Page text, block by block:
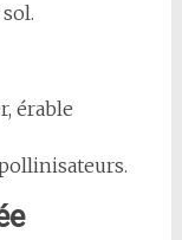
érable